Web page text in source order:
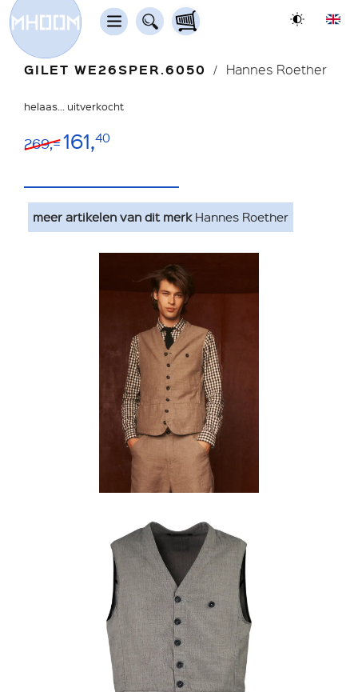
GILET WE26SPER.6050 Hannes Roether
helaas... uitverkocht
269,=161,40
meer artikelen van dit merkHannes Roether